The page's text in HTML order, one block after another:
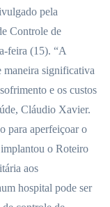
pela
Controle de
feira (15). “A
maneira significativa
e os custos
Cláudio Xavier.
para aperfeiçoar o
o Roteiro
aos
hospital pode ser